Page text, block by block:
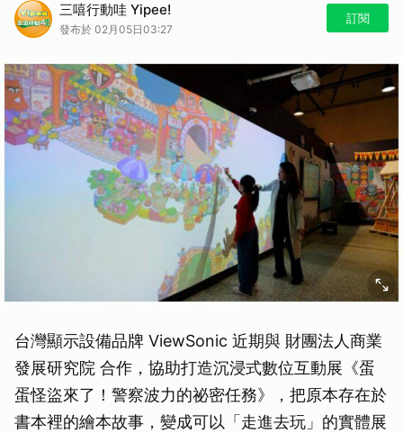
三嘻行動哇 Yipee!
發布於 02月05日03:27
訂閱
台灣顯示設備品牌 ViewSonic 近期與 財團法人商業
發展研究院 合作，協助打造沉浸式數位互動展《蛋
蛋怪盜來了！警察波力的祕密任務》，把原本存在於
書本裡的繪本故事，變成可以「走進去玩」的實體展